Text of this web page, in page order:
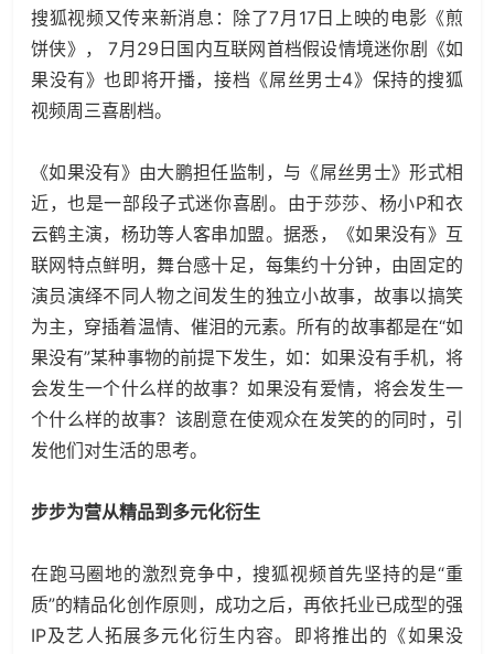
搜狐视频又传来新消息：除了7月17日上映的电影《煎
饼侠》， 7月29日国内互联网首档假设情境迷你剧《如
果没有》也即将开播，接档《屌丝男士4》保持的搜狐
视频周三喜剧档。
《如果没有》由大鹏担任监制，与《屌丝男士》形式相
近，也是一部段子式迷你喜剧。由于莎莎、杨小P和衣
云鹤主演，杨玏等人客串加盟。据悉，《如果没有》互
联网特点鲜明，舞台感十足，每集约十分钟，由固定的
演员演绎不同人物之间发生的独立小故事，故事以搞笑
为主，穿插着温情、催泪的元素。所有的故事都是在“如
果没有”某种事物的前提下发生，如：如果没有手机，将
会发生一个什么样的故事？如果没有爱情，将会发生一
个什么样的故事？该剧意在使观众在发笑的的同时，引
发他们对生活的思考。
步步为营从精品到多元化衍生
在跑马圈地的激烈竞争中，搜狐视频首先坚持的是“重
质”的精品化创作原则，成功之后，再依托业已成型的强
IP及艺人拓展多元化衍生内容。即将推出的《如果没